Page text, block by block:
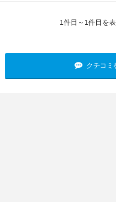
1件目～1件目を
クチコミ